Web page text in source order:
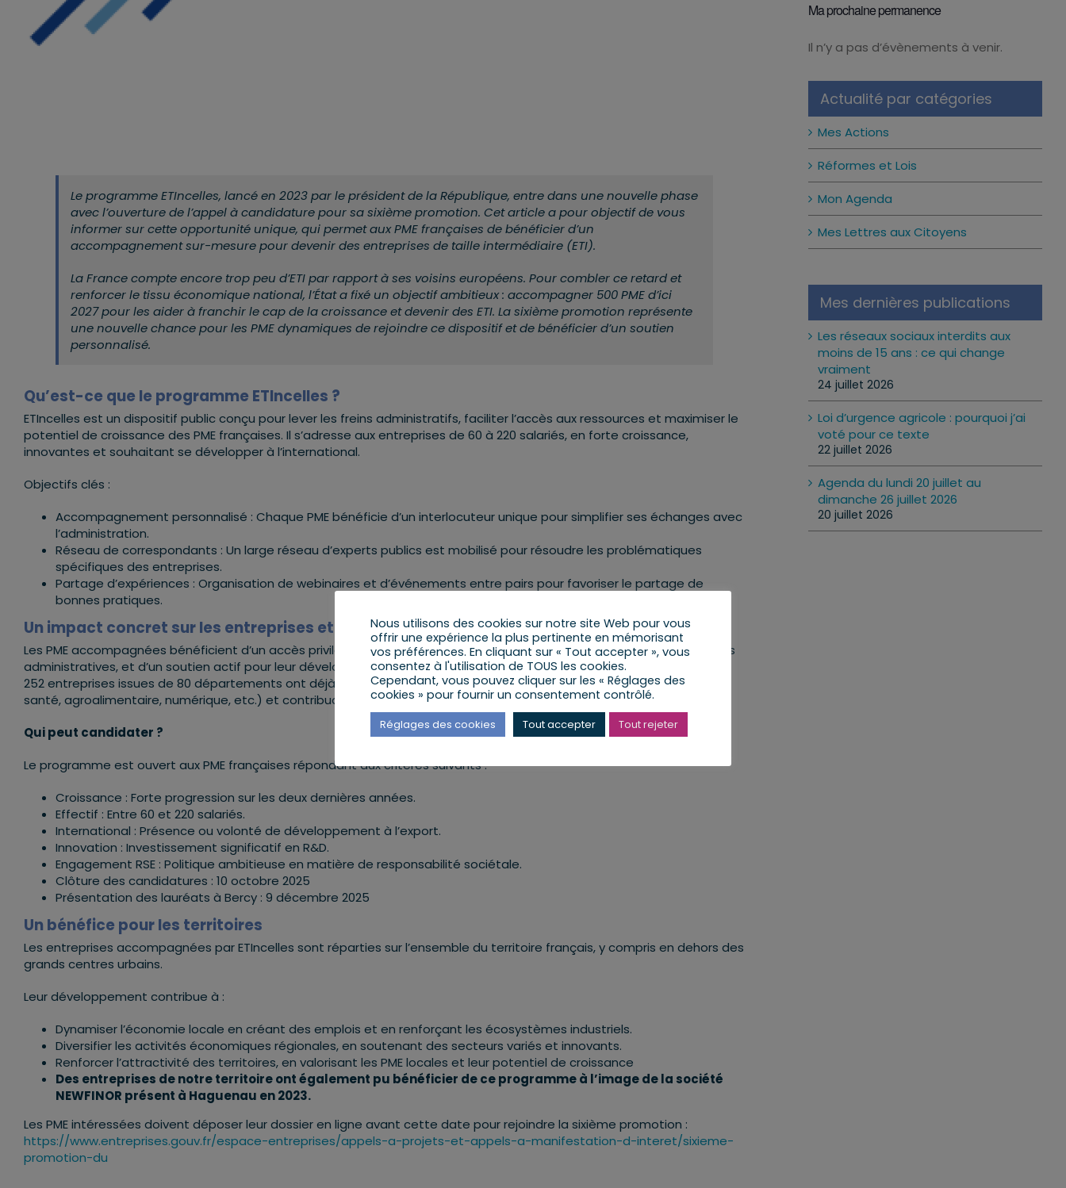
Le programme ETIncelles, lancé en 2023 par le président de la République, entre dans une nouvelle phase
avec l’ouverture de l’appel à candidature pour sa sixième promotion. Cet article a pour objectif de vous
informer sur cette opportunité unique, qui permet aux PME françaises de bénéficier d’un
accompagnement sur-mesure pour devenir des entreprises de taille intermédiaire (ETI).
La France compte encore trop peu d’ETI par rapport à ses voisins européens. Pour combler ce retard et
renforcer le tissu économique national, l’État a fixé un objectif ambitieux : accompagner 500 PME d’ici
2027 pour les aider à franchir le cap de la croissance et devenir des ETI. La sixième promotion représente
une nouvelle chance pour les PME dynamiques de rejoindre ce dispositif et de bénéficier d’un soutien
personnalisé.
Qu’est-ce que le programme ETIncelles ?
ETIncelles est un dispositif public conçu pour lever les freins administratifs, faciliter l’accès aux ressources et maximiser le
potentiel de croissance des PME françaises. Il s’adresse aux entreprises de 60 à 220 salariés, en forte croissance,
innovantes et souhaitant se développer à l’international.
Objectifs clés :
Accompagnement personnalisé : Chaque PME bénéficie d’un interlocuteur unique pour simplifier ses échanges avec
l’administration.
Réseau de correspondants : Un large réseau d’experts publics est mobilisé pour résoudre les problématiques
spécifiques des entreprises.
Partage d’expériences : Organisation de webinaires et d’événements entre pairs pour favoriser le partage de
bonnes pratiques.
Un impact concret sur les entreprises et les territoires
Les PME accompagnées bénéficient d’un accès privilégié aux services publics, d’un gain de temps dans leurs démarches
administratives, et d’un soutien actif pour leur développement à l’international ou leur investissement en R&D. À ce jour,
252 entreprises issues de 80 départements ont déjà intégré le programme, couvrant des secteurs variés (industrie,
santé, agroalimentaire, numérique, etc.) et contribuant à la création d’emplois locaux
Qui peut candidater ?
Le programme est ouvert aux PME françaises répondant aux critères suivants :
Croissance : Forte progression sur les deux dernières années.
Effectif : Entre 60 et 220 salariés.
International : Présence ou volonté de développement à l’export.
Innovation : Investissement significatif en R&D.
Engagement RSE : Politique ambitieuse en matière de responsabilité sociétale.
Clôture des candidatures : 10 octobre 2025
Présentation des lauréats à Bercy : 9 décembre 2025
Un bénéfice pour les territoires
Les entreprises accompagnées par ETIncelles sont réparties sur l’ensemble du territoire français, y compris en dehors des
grands centres urbains.
Leur développement contribue à :
Dynamiser l’économie locale en créant des emplois et en renforçant les écosystèmes industriels.
Diversifier les activités économiques régionales, en soutenant des secteurs variés et innovants.
Renforcer l’attractivité des territoires, en valorisant les PME locales et leur potentiel de croissance
Des entreprises de notre territoire ont également pu bénéficier de ce programme à l’image de la société
NEWFINOR présent à Haguenau en 2023.
Les PME intéressées doivent déposer leur dossier en ligne avant cette date pour rejoindre la sixième promotion :
https://www.entreprises.gouv.fr/espace-entreprises/appels-a-projets-et-appels-a-manifestation-d-interet/sixieme-
promotion-du
Ma prochaine permanence
Notice
Il n’y a pas d’évènements à venir.
Actualité par catégories
Mes Actions
Réformes et Lois
Mon Agenda
Mes Lettres aux Citoyens
Mes dernières publications
Les réseaux sociaux interdits aux
moins de 15 ans : ce qui change
vraiment
24 juillet 2026
Loi d’urgence agricole : pourquoi j’ai
voté pour ce texte
22 juillet 2026
Agenda du lundi 20 juillet au
dimanche 26 juillet 2026
20 juillet 2026
Nous utilisons des cookies sur notre site Web pour vous
offrir une expérience la plus pertinente en mémorisant
vos préférences. En cliquant sur « Tout accepter », vous
consentez à l'utilisation de TOUS les cookies.
Cependant, vous pouvez cliquer sur les « Réglages des
cookies » pour fournir un consentement contrôlé.
Réglages des cookies Tout accepter Tout rejeter